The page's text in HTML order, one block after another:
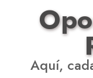
Aquí,